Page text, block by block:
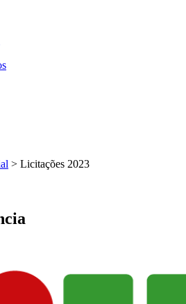
> Licitações 2023